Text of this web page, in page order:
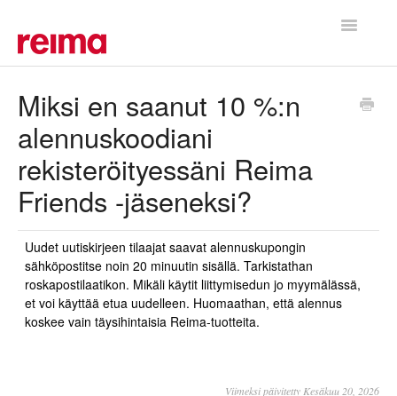
Toggle
Miksi en saanut 10 %:n
alennuskoodiani
rekisteröityessäni Reima
Friends -jäseneksi?
Uudet uutiskirjeen tilaajat saavat alennuskupongin
sähköpostitse noin 20 minuutin sisällä. Tarkistathan
roskapostilaatikon. Mikäli käytit liittymisedun jo myymälässä,
et voi käyttää etua uudelleen. Huomaathan, että alennus
koskee vain täysihintaisia Reima-tuotteita.
Viimeksi päivitetty Kesäkuu 20, 2026